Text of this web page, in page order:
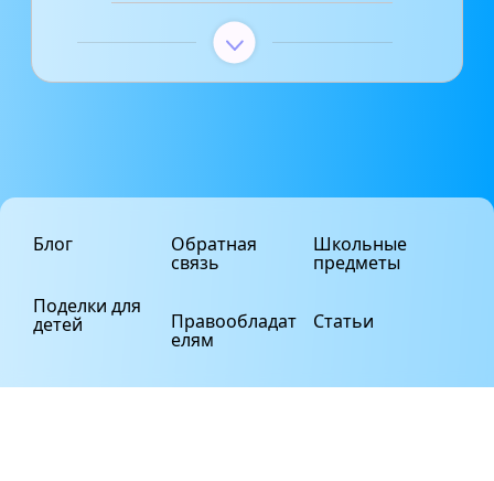
Блог
Поделки для
детей
Обратная
связь
Правообладат
елям
Школьные
предметы
Статьи